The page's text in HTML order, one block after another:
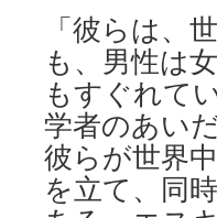
「彼らは、
も、男性は
もすぐれて
学者のあい
彼らが世界
を立て、同